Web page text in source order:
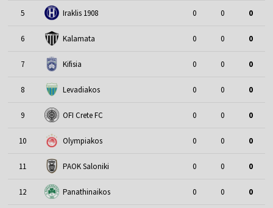
5 Iraklis 1908 0 0 0
6 Kalamata 0 0 0
7 Kifisia 0 0 0
8 Levadiakos 0 0 0
9 OFI Crete FC 0 0 0
10 Olympiakos 0 0 0
11 PAOK Saloniki 0 0 0
12 Panathinaikos 0 0 0